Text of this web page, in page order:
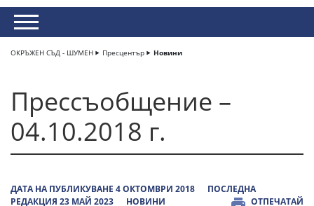
ОКРЪЖЕН СЪД - ШУМЕН Пресцентър Новини
Прессъобщение –
04.10.2018 г.
ДАТА НА ПУБЛИКУВАНЕ 4 ОКТОМВРИ 2018
ПОСЛЕДНА
РЕДАКЦИЯ 23 МАЙ 2023
НОВИНИ ОТПЕЧАТАЙ